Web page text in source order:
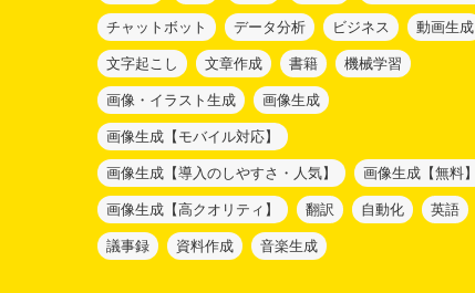
チャットボット データ分析 ビジネス 動画生成
文字起こし 文章作成 書籍 機械学習
画像・イラスト生成 画像生成
画像生成【モバイル対応】
画像生成【導入のしやすさ・人気】 画像生成【無料】
画像生成【高クオリティ】 翻訳 自動化 英語
議事録 資料作成 音楽生成